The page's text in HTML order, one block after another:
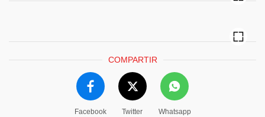
COMPARTIR
Facebook Twitter Whatsapp